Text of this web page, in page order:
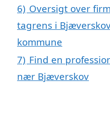
6) Oversigt over
tagrens i
kommune
7) Find en
nær Bjæverskov